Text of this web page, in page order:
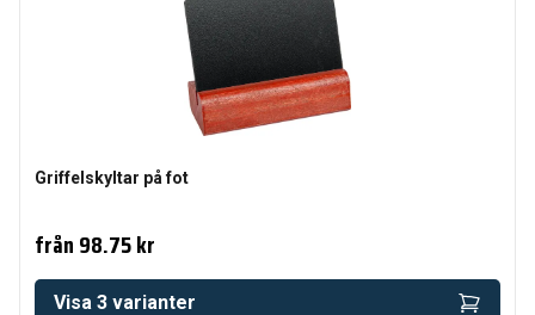
Griffelskyltar på fot
från98.75 kr
Visa 3 varianter